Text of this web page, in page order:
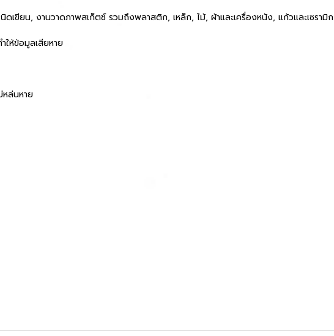
เขียน, งานวาดภาพสเก็ตช์ รวมถึงพลาสติก, เหล็ก, ไม้, ผ้าและเครื่องหนัง, แก้วและเซรามิก
ให้ข้อมูลเสียหาย
ล่นหาย